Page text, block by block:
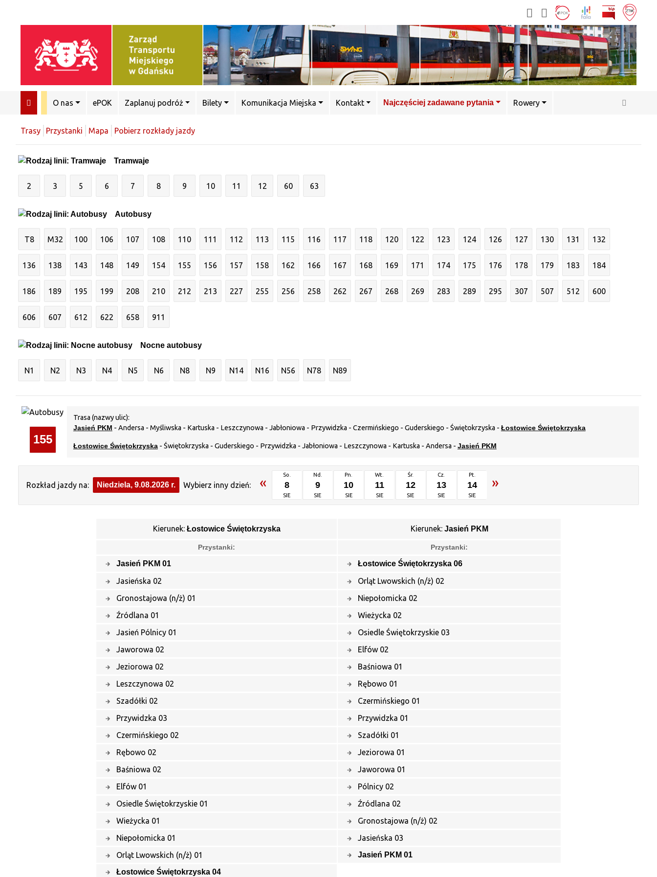
O nas ePOK Zaplanuj podróż Bilety Komunikacja Miejska Kontakt Najczęściej zadawane pytania Rowery
Trasy Przystanki Mapa Pobierz rozkłady jazdy
Tramwaje
2 3 5 6 7 8 9 10 11 12 60 63
Autobusy
T8 M32 100 106 107 108 110 111 112 113 115 116 117 118 120 122 123 124 126 127 130 131 132
136 138 143 148 149 154 155 156 157 158 162 166 167 168 169 171 174 175 176 178 179 183 184
186 189 195 199 208 210 212 213 227 255 256 258 262 267 268 269 283 289 295 307 507 512 600
606 607 612 622 658 911
Nocne autobusy
N1 N2 N3 N4 N5 N6 N8 N9 N14 N16 N56 N78 N89
155
Trasa (nazwy ulic):
Jasień PKM - Andersa - Myśliwska - Kartuska - Leszczynowa - Jabłoniowa - Przywidzka - Czermińskiego - Guderskiego - Świętokrzyska - Łostowice Świętokrzyska
Łostowice Świętokrzyska- Świętokrzyska - Guderskiego - Przywidzka - Jabłoniowa - Leszczynowa - Kartuska - Andersa - Jasień PKM
Rozkład jazdy na: Niedziela, 9.08.2026 r. Wybierz inny dzień: « So.
8
SIE
Nd.
9
SIE
Pn.
10
SIE
Wt.
11
SIE
Śr.
12
SIE
Cz.
13
SIE
Pt.
14
SIE
»
Kierunek: Łostowice Świętokrzyska
Przystanki:
Jasień PKM 01
Jasieńska 02
Gronostajowa (n/ż) 01
Źródlana 01
Jasień Pólnicy 01
Jaworowa 02
Jeziorowa 02
Leszczynowa 02
Szadółki 02
Przywidzka 03
Czermińskiego 02
Rębowo 02
Baśniowa 02
Elfów 01
Osiedle Świętokrzyskie 01
Wieżycka 01
Niepołomicka 01
Orląt Lwowskich (n/ż) 01
Łostowice Świętokrzyska 04
Kierunek: Jasień PKM
Przystanki:
Łostowice Świętokrzyska 06
Orląt Lwowskich (n/ż) 02
Niepołomicka 02
Wieżycka 02
Osiedle Świętokrzyskie 03
Elfów 02
Baśniowa 01
Rębowo 01
Czermińskiego 01
Przywidzka 01
Szadółki 01
Jeziorowa 01
Jaworowa 01
Pólnicy 02
Źródlana 02
Gronostajowa (n/ż) 02
Jasieńska 03
Jasień PKM 01